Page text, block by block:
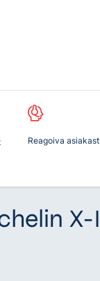
Reagoiva